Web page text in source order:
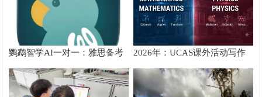
鹦鹉智学AI一对一：雅思备考
真实提分测评
2026年：UCAS课外活动写作
攻略